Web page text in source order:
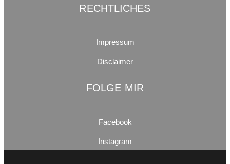
RECHTLICHES
Impressum
Disclaimer
FOLGE MIR
Facebook
Instagram